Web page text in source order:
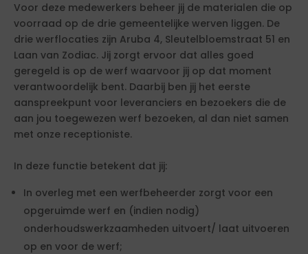
Voor deze medewerkers beheer jij de materialen die op
voorraad op de drie gemeentelijke werven liggen. De
drie werflocaties zijn Aruba 4, Sleutelbloemstraat 51 en
Laan van Zodiac. Jij zorgt ervoor dat alles goed
geregeld is op de werf waarvoor jij op dat moment
verantwoordelijk bent. Daarbij ben jij het eerste
aanspreekpunt voor leveranciers en bezoekers die de
aan jou toegewezen werf bezoeken, al dan niet samen
met onze receptioniste.
In deze functie betekent dat jij:
In overleg met een werfbeheerder zorgt voor een
opgeruimde werf en (indien nodig)
onderhoudswerkzaamheden uitvoert/ laat uitvoeren
op en voor de werf;